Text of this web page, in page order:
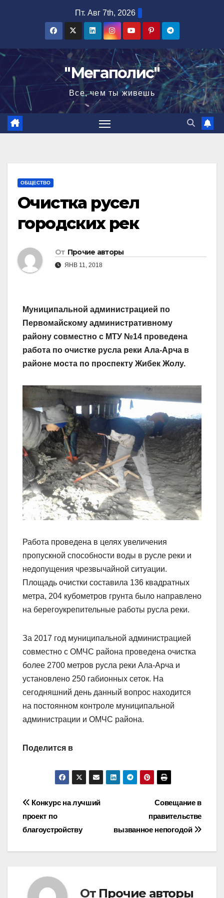
Пт. Авг 7th, 2026
"Мегаполис"
Все, чем ты живешь
ОБЩЕСТВО
Очистка русел
городских рек
От Прочие авторы
ЯНВ 11, 2018
Муниципальной администрацией по
Первомайскому административному
району совместно с МТУ №14 проведена
работа по очистке русла реки Ала-Арча в
районе моста по проспекту Жибек Жолу.
Работа проведена в целях увеличения
пропускной способности воды в русле реки и
недопущения чрезвычайной ситуации.
Площадь очистки составила 136 квадратных
метра, 204 кубометров грунта было направлено
на берегоукрепительные работы русла реки.
За 2017 год муниципальной администрацией
совместно с ОМЧС района проведена очистка
более 2700 метров русла реки Ала-Арча и
установлено 250 габионных сеток. На
сегодняшний день данный вопрос находится
на постоянном контроле муниципальной
администрации и ОМЧС района.
Поделится в
Навигация
по
записям
Совещание в
правительстве
вызванное непогодой
Конкурс на лучший
проект по
благоустройству
От Прочие авторы